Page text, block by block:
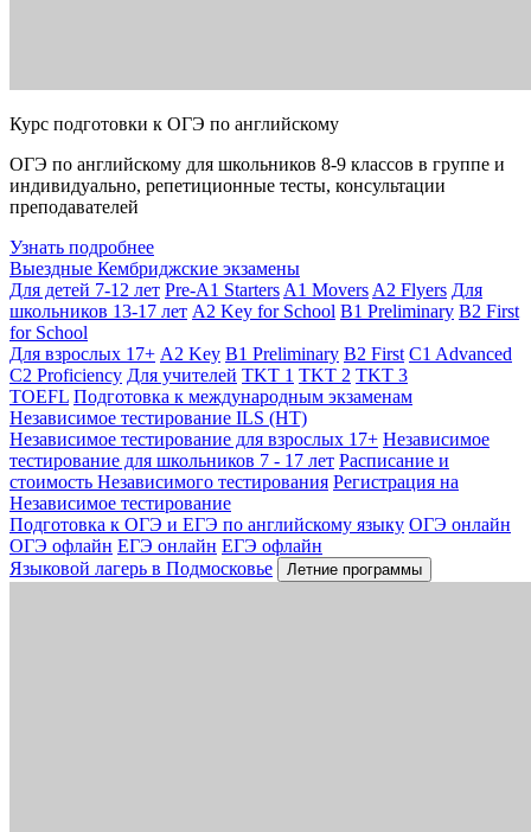
Курс подготовки к ОГЭ по английскому
ОГЭ по английскому для школьников 8-9 классов в группе и
индивидуально, репетиционные тесты, консультации
преподавателей
Узнать подробнее
Выездные Кембриджские экзамены
Для детей 7-12 лет Pre-A1 Starters A1 Movers A2 Flyers Для
школьников 13-17 лет A2 Key for School B1 Preliminary B2 First
for School
Для взрослых 17+ A2 Key B1 Preliminary B2 First C1 Advanced
C2 Proficiency Для учителей TKT 1 TKT 2 TKT 3
TOEFL Подготовка к международным экзаменам
Независимое тестирование ILS (НТ)
Независимое тестирование для взрослых 17+ Независимое
тестирование для школьников 7 - 17 лет Расписание и
стоимость Независимого тестирования Регистрация на
Независимое тестирование
Подготовка к ОГЭ и ЕГЭ по английскому языку ОГЭ онлайн
ОГЭ офлайн ЕГЭ онлайн ЕГЭ офлайн
Языковой лагерь в Подмосковье
Летние программы